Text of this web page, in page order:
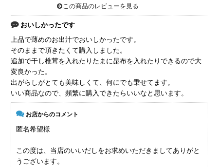
この商品のレビューを見る
おいしかったです
上品で薄めのお出汁でおいしかったです。
そのままで頂きたくて購入しました。
追加で干し椎茸を入れたりたまに昆布を入れたりできるので大
変良かった。
出がらしがとても美味しくて、何にでも乗せてます。
いい商品なので、頻繁に購入できたらいいなと思います。
お店からのコメント
匿名希望様
この度は、当店のいいだしをお求めいただきましてありがと
うございます。